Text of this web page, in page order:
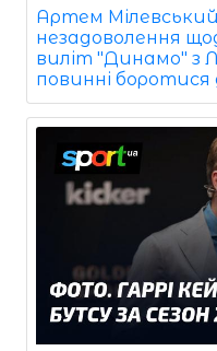
Артем
незадоволення
виліт "Динамо" з
повинні боротися